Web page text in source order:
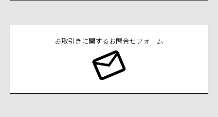
お取引きに関するお問合せフォーム